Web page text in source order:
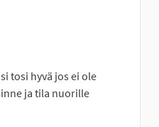
tosi hyvä jos ei ole
ja tila nuorille
Itäinen Seinäjoki